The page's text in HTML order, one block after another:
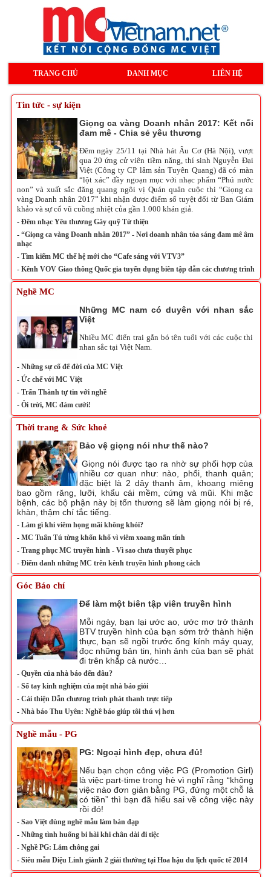
TRANG CHỦ DANH MỤC LIÊN HỆ
Tin tức - sự kiện
Giọng ca vàng Doanh nhân 2017: Kết nối
đam mê - Chia sẻ yêu thương
Đêm ngày 25/11 tại Nhà hát Âu Cơ (Hà Nội), vượt
qua 20 ứng cử viên tiềm năng, thí sinh Nguyễn Đại
Việt (Công ty CP lâm sản Tuyên Quang) đã có màn
“lột xác” đầy ngoạn mục với nhạc phẩm “Phú nước
non” và xuất sắc đăng quang ngôi vị Quán quân cuộc thi “Giọng ca
vàng Doanh nhân 2017” khi nhận được điểm số tuyệt đối từ Ban Giám
khảo và sự cổ vũ cuồng nhiệt của gần 1.000 khán giả.
- Đêm nhạc Yêu thương Gây quỹ Từ thiện
- “Giọng ca vàng Doanh nhân 2017” - Nơi doanh nhân tỏa sáng đam mê âm
nhạc
- Tìm kiếm MC thế hệ mới cho “Cafe sáng với VTV3”
- Kênh VOV Giao thông Quốc gia tuyển dụng biên tập dẫn các chương trình
Nghề MC
Những MC nam có duyên với nhan sắc
Việt
Nhiều MC điển trai gắn bó tên tuổi với các cuộc thi
nhan sắc tại Việt Nam.
- Những sự cố để đời của MC Việt
- Ức chế với MC Việt
- Trấn Thành tự tin với nghề
- Ôi trời, MC đám cưới!
Thời trang & Sức khoẻ
Bảo vệ giọng nói như thế nào?
Giọng nói được tạo ra nhờ sự phối hợp của
nhiều cơ quan như: nào, phổi, thanh quản;
đặc biệt là 2 dây thanh âm, khoang miêng
bao gồm răng, lưỡi, khẩu cái mềm, cứng và mũi. Khi mặc
bệnh, các bộ phận này bị tổn thương sẽ làm giọng nói bị ré,
khàn, thậm chí tắc tiếng.
- Làm gì khi viêm họng mãi không khỏi?
- MC Tuấn Tú từng khốn khổ vì viêm xoang mãn tính
- Trang phục MC truyền hình - Vì sao chưa thuyết phục
- Điểm danh những MC trên kênh truyền hình phong cách
Góc Báo chí
Để làm một biên tập viên truyền hình
Mỗi ngày, bạn lại ước ao, ước mơ trở thành
BTV truyền hình của bạn sớm trở thành hiện
thực, bạn sẽ ngồi trước ống kính máy quay,
đọc những bản tin, hình ảnh của bạn sẽ phát
đi trên khắp cả nước…
- Quyền của nhà báo đến đâu?
- Sổ tay kinh nghiệm của một nhà báo giỏi
- Cải thiện Dẫn chương trình phát thanh trực tiếp
- Nhà báo Thu Uyên: Nghề báo giúp tôi thú vị hơn
Nghề mẫu - PG
PG: Ngoại hình đẹp, chưa đủ!
Nếu bạn chọn công việc PG (Promotion Girl)
là việc part-time trong hè vì nghĩ rằng “không
việc nào đơn giản bằng PG, đứng một chỗ là
có tiền” thì bạn đã hiểu sai về công việc này
rồi đó!
- Sao Việt dùng nghề mẫu làm bàn đạp
- Những tình huống bi hài khi chân dài đi tiệc
- Nghề PG: Lắm chông gai
- Siêu mẫu Diệu Linh giành 2 giải thưởng tại Hoa hậu du lịch quốc tế 2014